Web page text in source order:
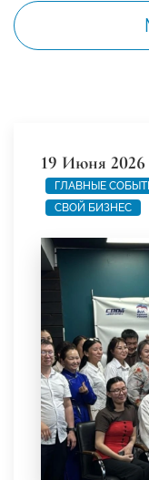
19 Июня 2026
ГЛАВНЫЕ
СВОЙ БИЗНЕС